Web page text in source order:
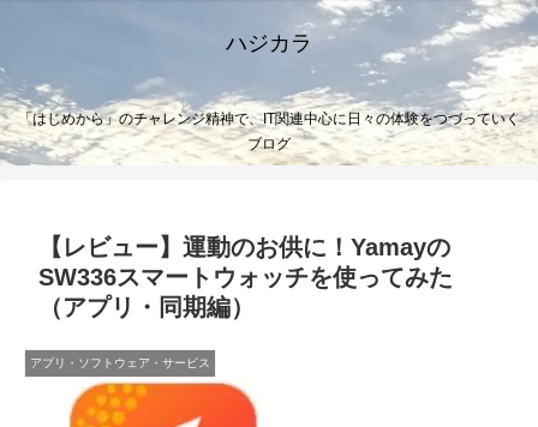
ハジカラ
「はじめから」のチャレンジ精神で、IT関連中心に日々の体験をつづっていく
ブログ
【レビュー】運動のお供に！Yamayの
SW336スマートウォッチを使ってみた
（アプリ・同期編）
アプリ・ソフトウェア・サービス